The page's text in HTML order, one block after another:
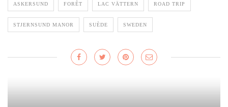
ASKERSUND FORÊT LAC VÄTTERN ROAD TRIP
STJERNSUND MANOR SUÈDE SWEDEN